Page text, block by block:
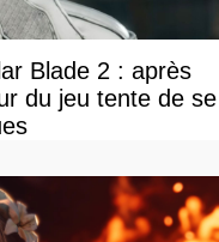
Blade 2 : après
du jeu tente de se